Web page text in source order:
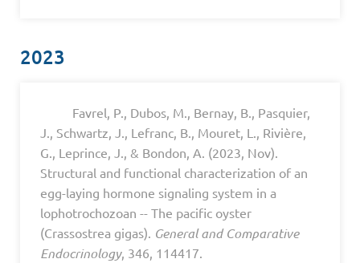
2023
Favrel, P., Dubos, M., Bernay, B., Pasquier,
J., Schwartz, J., Lefranc, B., Mouret, L., Rivière,
G., Leprince, J., & Bondon, A. (2023, Nov).
Structural and functional characterization of an
egg-laying hormone signaling system in a
lophotrochozoan -- The pacific oyster
(Crassostrea gigas). General and Comparative
Endocrinology, 346, 114417.